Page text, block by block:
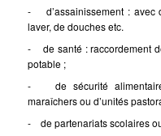
- d’assainissement : avec
laver, de douches etc.
- de santé : raccordement
potable ;
- de sécurité
maraîchers ou d’unités
- de partenariats scolaires